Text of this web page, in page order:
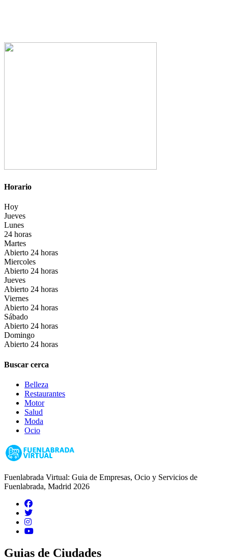
Horario
Hoy
Jueves
Lunes
24 horas
Martes
Abierto 24 horas
Miercoles
Abierto 24 horas
Jueves
Abierto 24 horas
Viernes
Abierto 24 horas
Sábado
Abierto 24 horas
Domingo
Abierto 24 horas
Buscar cerca
Belleza
Restaurantes
Motor
Salud
Moda
Ocio
Fuenlabrada Virtual: Guia de Empresas, Ocio y Servicios de
Fuenlabrada, Madrid 2026
Guias de Ciudades